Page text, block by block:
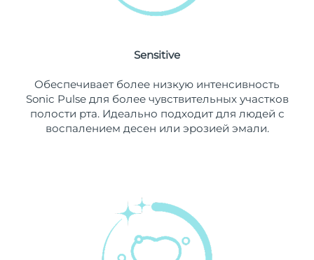
Sensitive
Обеспечивает более низкую интенсивность
Sonic Pulse для более чувствительных участков
полости рта. Идеально подходит для людей с
воспалением десен или эрозией эмали.
Новая Зеландия
10/08/2026
Норвегия
Ожидаемая дата доставки
10/08/2026
Ожидаемая дата доставки
Ожидаемая дата доставки